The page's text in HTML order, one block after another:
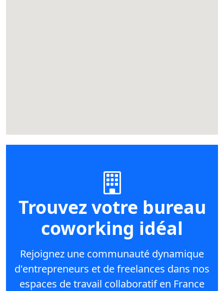
Trouvez votre bureau
coworking idéal
Rejoignez une communauté dynamique
d'entrepreneurs et de freelances dans nos
espaces de travail collaboratif en France